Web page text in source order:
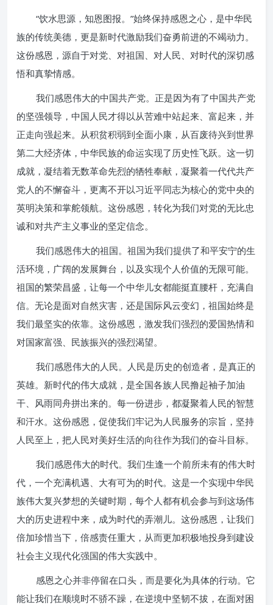
“饮水思源，知恩图报。”始终保持感恩之心，是中华民
族的传统美德，更是新时代激励我们奋勇前进的不竭动力。
这份感恩，源自于对党、对祖国、对人民、对时代的深切感
悟和真挚情感。
我们感恩伟大的中国共产党。正是因为有了中国共产党
的坚强领导，中国人民才得以从苦难中站起来、富起来，并
正走向强起来。从积贫积弱到全面小康，从百废待兴到世界
第二大经济体，中华民族的命运实现了历史性飞跃。这一切
成就，凝结着无数革命先烈的牺牲奉献，凝聚着一代代共产
党人的不懈奋斗，更离不开以习近平同志为核心的党中央的
英明决策和掌舵领航。这份感恩，转化为我们对党的无比忠
诚和对共产主义事业的坚定信念。
我们感恩伟大的祖国。祖国为我们提供了和平安宁的生
活环境，广阔的发展舞台，以及实现个人价值的无限可能。
祖国的繁荣昌盛，让每一个中华儿女都能挺直腰杆，充满自
信。无论是面对自然灾害，还是国际风云变幻，祖国始终是
我们最坚实的依靠。这份感恩，激发我们强烈的爱国热情和
对国家富强、民族振兴的强烈渴望。
我们感恩伟大的人民。人民是历史的创造者，是真正的
英雄。新时代的伟大成就，是全国各族人民撸起袖子加油
干、风雨同舟拼出来的。每一份进步，都凝聚着人民的智慧
和汗水。这份感恩，促使我们牢记为人民服务的宗旨，坚持
人民至上，把人民对美好生活的向往作为我们的奋斗目标。
我们感恩伟大的时代。我们生逢一个前所未有的伟大时
代，一个充满机遇、大有可为的时代。这是一个实现中华民
族伟大复兴梦想的关键时期，每个人都有机会参与到这场伟
大的历史进程中来，成为时代的弄潮儿。这份感恩，让我们
倍加珍惜当下，倍感责任重大，从而更加积极地投身到建设
社会主义现代化强国的伟大实践中。
感恩之心并非停留在口头，而是要化为具体的行动。它
能让我们在顺境时不骄不躁，在逆境中坚韧不拔，在面对困